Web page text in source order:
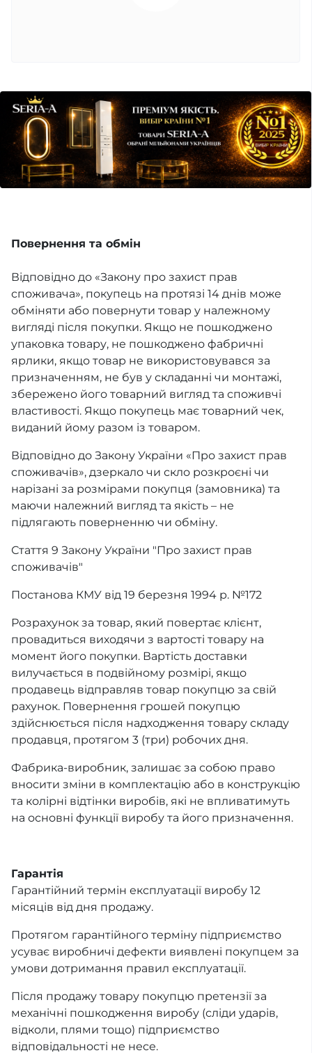
Повернення та обмін
Відповідно до «Закону про захист прав
споживача», покупець на протязі 14 днів може
обміняти або повернути товар у належному
вигляді після покупки. Якщо не пошкоджено
упаковка товару, не пошкоджено фабричні
ярлики, якщо товар не використовувався за
призначенням, не був у складанні чи монтажі,
збережено його товарний вигляд та споживчі
властивості. Якщо покупець має товарний чек,
виданий йому разом із товаром.
Відповідно до Закону України «Про захист прав
споживачів», дзеркало чи скло розкроєні чи
нарізані за розмірами покупця (замовника) та
маючи належний вигляд та якість – не
підлягають поверненню чи обміну.
Стаття 9 Закону України "Про захист прав
споживачів"
Постанова КМУ від 19 березня 1994 р. №172
Розрахунок за товар, який повертає клієнт,
провадиться виходячи з вартості товару на
момент його покупки. Вартість доставки
вилучається в подвійному розмірі, якщо
продавець відправляв товар покупцю за свій
рахунок. Повернення грошей покупцю
здійснюється після надходження товару складу
продавця, протягом 3 (три) робочих дня.
Фабрика-виробник, залишає за собою право
вносити зміни в комплектацію або в конструкцію
та колірні відтінки виробів, які не впливатимуть
на основні функції виробу та його призначення.
Гарантія
Гарантійний термін експлуатації виробу 12
місяців від дня продажу.
Протягом гарантійного терміну підприємство
усуває виробничі дефекти виявлені покупцем за
умови дотримання правил експлуатації.
Після продажу товару покупцю претензії за
механічні пошкодження виробу (сліди ударів,
відколи, плями тощо) підприємство
відповідальності не несе.